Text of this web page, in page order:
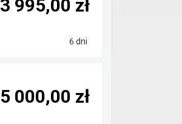
6 dni
3 995,00 zł
5 000,00 zł